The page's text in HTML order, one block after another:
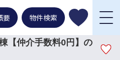
要 物件検索
【仲介手数料0円】の